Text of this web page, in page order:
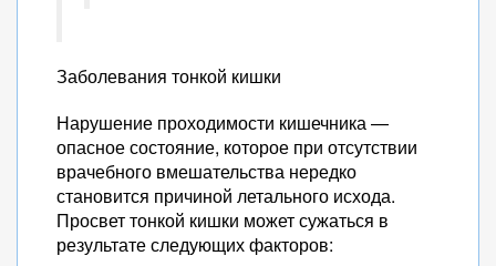
Заболевания тонкой кишки
Нарушение проходимости кишечника —
опасное состояние, которое при отсутствии
врачебного вмешательства нередко
становится причиной летального исхода.
Просвет тонкой кишки может сужаться в
результате следующих факторов: